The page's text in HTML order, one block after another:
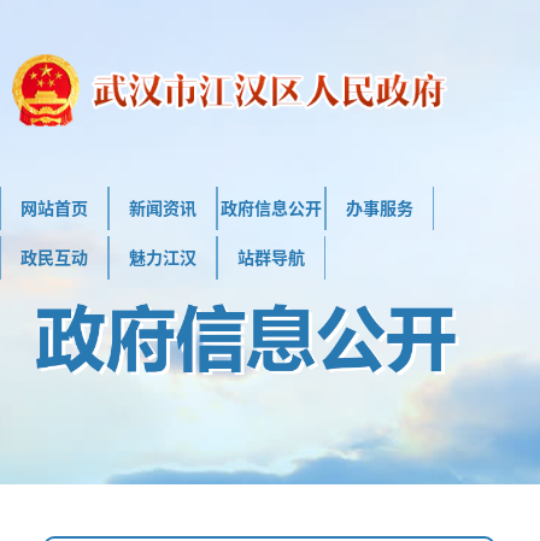
网站首页 新闻资讯 政府信息公开 办事服务
政民互动 魅力江汉 站群导航